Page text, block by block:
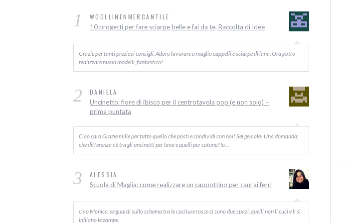
1 WOOLLINENMERCANTILE
10 progetti per fare sciarpe belle e fai da te, Raccolta di Idee
Grazie per tanti preziosi consigli. Adoro lavorare a maglia cappelli e sciarpe di lana. Ora potrò
realizzare nuovi modelli, fantastico!
2 DANIELA
Uncinetto: fiore di ibisco per il centrotavola pop (e non solo) –
prima puntata
Ciao cara Grazie mille per tutto quello che posti e condividi con noi! Sei geniale! Una domanda:
che differenza c’è tra gli uncinetti per lana e quelli per cotone? Io…
3 ALESSIA
Scuola di Maglia: come realizzare un cappottino per cani ai ferri
ciao Monica, se guardi sullo schema tra le cuciture rosse ci sono due spazi, quelli non li cuci e lì si
infilano le zampe.